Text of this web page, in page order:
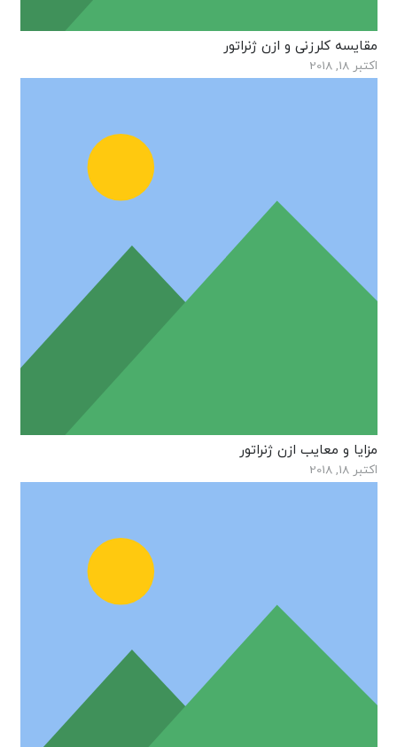
مقایسه کلرزنی و ازن ژنراتور
اکتبر 18, 2018
مزایا و معایب ازن ژنراتور
اکتبر 18, 2018